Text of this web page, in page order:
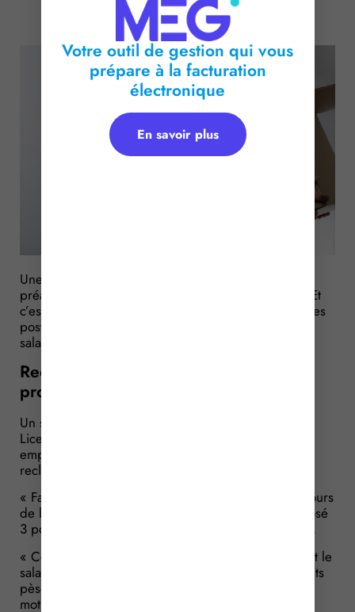
Publié le :25 mai 2018
Temps de lecture : < 1
Une entreprise convoque un salarié à un entretien
préalable à un éventuel licenciement économique. Et
c’est au cours de cet entretien qu’elle lui propose des
postes de reclassement… Trop tard, d’après le
salarié…
Reclassement : à quel moment le
proposer ?
Un salarié est licencié pour motif économique.
Licenciement qu’il conteste, estimant que son
employeur n’a pas respecté son obligation de
reclassement.
« Faux », répond l’employeur, qui rappelle qu’au cours
de l’entretien préalable, il lui a tout de même proposé
3 postes de reclassement… que le salarié a refusés.
« Certes, mais la proposition était tardive », convient le
salarié : l’obligation de rechercher des reclassements
pèse sur l’employeur dès que le licenciement pour
motif économique est envisagé. En proposant des
Votre outil de gestion qui vous
prépare à la facturation
électronique
En savoir plus